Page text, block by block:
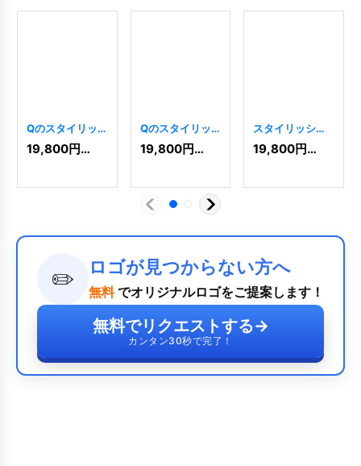
Qのスタイリッ
シュなロゴ
[4872]
19,800円(税込)
Qのスタイリッ
シュなロゴ
[1958]
19,800円(税込)
スタイリッシュ
なQロゴ [668
19,800円(税込)
✏️ ロゴが見つからない方へ
無料 でオリジナルロゴをご提案します！
無料でリクエストする→
カンタン30秒で完了！